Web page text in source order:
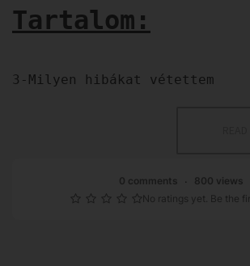
Tartalom:
3-Milyen hibákat vétettem
0 comments
800 views
No ratings yet. Be the